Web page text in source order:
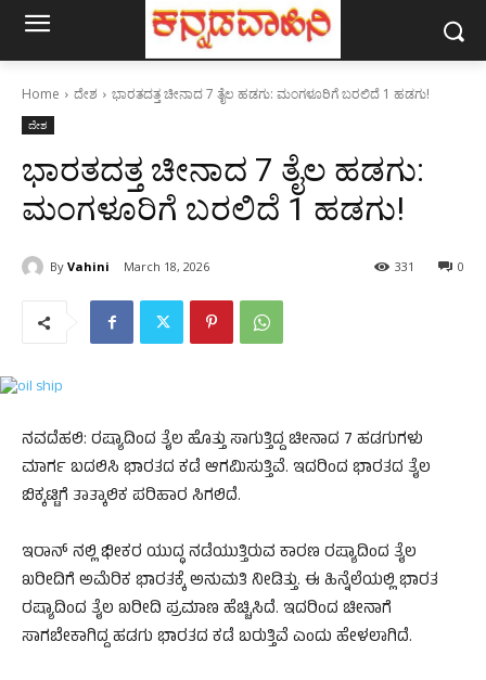
Home ದೇಶ ಭಾರತದತ್ತ ಚೀನಾದ 7 ತೈಲ ಹಡಗು: ಮಂಗಳೂರಿಗೆ ಬರಲಿದೆ 1 ಹಡಗು!
ದೇಶ
ಭಾರತದತ್ತ ಚೀನಾದ 7 ತೈಲ ಹಡಗು:
ಮಂಗಳೂರಿಗೆ ಬರಲಿದೆ 1 ಹಡಗು!
By Vahini March 18, 2026 0
331
ನವದೆಹಲಿ: ರಷ್ಯಾದಿಂದ ತೈಲ ಹೊತ್ತು ಸಾಗುತ್ತಿದ್ದ ಚೀನಾದ 7 ಹಡಗುಗಳು
ಮಾರ್ಗ ಬದಲಿಸಿ ಭಾರತದ ಕಡೆ ಆಗಮಿಸುತ್ತಿವೆ. ಇದರಿಂದ ಭಾರತದ ತೈಲ
ಬಿಕ್ಕಟ್ಟಿಗೆ ತಾತ್ಕಾಲಿಕ ಪರಿಹಾರ ಸಿಗಲಿದೆ.
ಇರಾನ್ ನಲ್ಲಿ ಭೀಕರ ಯುದ್ಧ ನಡೆಯುತ್ತಿರುವ ಕಾರಣ ರಷ್ಯಾದಿಂದ ತೈಲ
ಖರೀದಿಗೆ ಅಮೆರಿಕ ಭಾರತಕ್ಕೆ ಅನುಮತಿ ನೀಡಿತ್ತು. ಈ ಹಿನ್ನೆಲೆಯಲ್ಲಿ ಭಾರತ
ರಷ್ಯಾದಿಂದ ತೈಲ ಖರೀದಿ ಪ್ರಮಾಣ ಹೆಚ್ಚಿಸಿದೆ. ಇದರಿಂದ ಚೀನಾಗೆ
ಸಾಗಬೇಕಾಗಿದ್ದ ಹಡಗು ಭಾರತದ ಕಡೆ ಬರುತ್ತಿವೆ ಎಂದು ಹೇಳಲಾಗಿದೆ.